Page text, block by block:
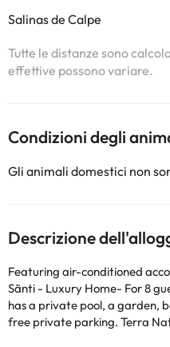
Salinas de Calpe
Tutte le distanze sono
effettive possono variare.
Condizioni degli
Gli animali domestici non
Descrizione
Featuring air-conditioned
Sãnti - Luxury Home- For 8
has a private pool, a garden,
free private parking. Terra